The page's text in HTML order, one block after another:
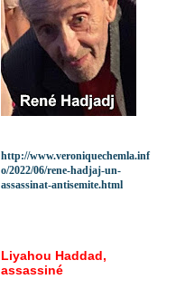
http://www.veroniquechemla.inf
o/2022/06/rene-hadjaj-un-
assassinat-antisemite.html
Liyahou Haddad,
assassiné